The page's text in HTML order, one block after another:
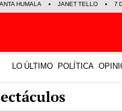
HUMALA JANET TELLO 7
LO ÚLTIMO POLÍTICA